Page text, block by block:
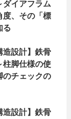
ダイアフラム
度、その「標
る
造設計】鉄骨
柱脚仕様の使
のチェックの
造設計】鉄骨